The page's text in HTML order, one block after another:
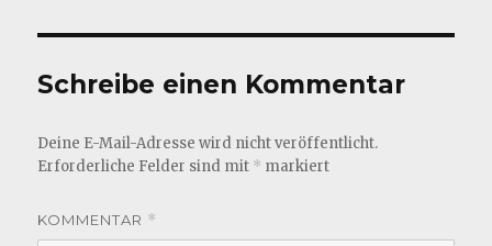
Schreibe einen Kommentar
Deine E-Mail-Adresse wird nicht veröffentlicht.
Erforderliche Felder sind mit * markiert
KOMMENTAR *